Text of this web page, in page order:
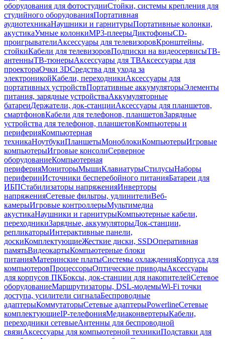
оборудования для фотостудииСтойки, системы крепления для
студийного оборудованияПортативная
аудиотехникаНаушники и гарнитурыПортативные колонки,
акустикаУмные колонкиMP3-плеерыДиктофоныCD-
проигрывателиАксессуары для телевизоровКронштейны,
стойкиКабели для телевизоровПодписки на видеосервисыТВ-
антенныТВ-тюнерыАксессуары для ТВАксессуары для
проектораОчки 3DСредства для ухода за
электроникойКабели, переходникиАксессуары для
портативных устройствПортативные аккумуляторыЭлементы
питания, зарядные устройстваАккумуляторные
батареиДержатели, док-станцииАксессуары для планшетов,
смартфоновКабели для телефонов, планшетовЗарядные
устройства для телефонов, планшетовКомпьютеры и
периферияКомпьютерная
техникаНоутбукиПланшетыМоноблокиКомпьютерыИгровые
компьютерыИгровые консолиСерверное
оборудованиеКомпьютерная
периферияМониторыМышиКлавиатурыСтилусыНаборы
периферииИсточники бесперебойного питанияБатареи для
ИБПСтабилизаторы напряженияИнверторы
напряженияСетевые фильтры, удлинителиВеб-
камерыИгровые контроллерыМультимедиа
акустикаНаушники и гарнитурыКомпьютерные кабели,
переходникиЗарядные, аккумуляторыДок-станции,
репликаторыИнтерактивные панели,
доскиКомплектующиеЖесткие диски, SSDОперативная
памятьВидеокартыКомпьютерные блоки
питанияМатеринские платыСистемы охлажденияКорпуса для
компьютеровПроцессорыОптические приводыАксессуары
для корпусов ПКБоксы, док-станции для накопителейСетевое
оборудованиеМаршрутизаторы, DSL-модемыWi-Fi точки
доступа, усилители сигналаБеспроводные
адаптерыКоммутаторыСетевые адаптерыPowerlineСетевые
комплектующиеIP-телефонияМедиаконвертерыКабели,
переходники сетевыеАнтенны для беспроводной
связиАксессуары для компьютерной техникиПодставки для